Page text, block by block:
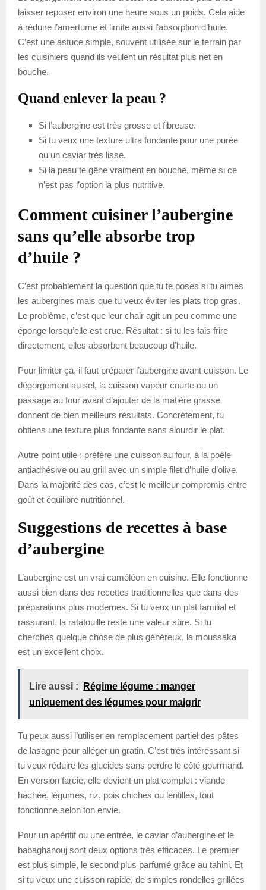
laisser reposer environ une heure sous un poids. Cela aide
à réduire l’amertume et limite aussi l’absorption d’huile.
C’est une astuce simple, souvent utilisée sur le terrain par
les cuisiniers quand ils veulent un résultat plus net en
bouche.
Quand enlever la peau ?
Si l’aubergine est très grosse et fibreuse.
Si tu veux une texture ultra fondante pour une purée
ou un caviar très lisse.
Si la peau te gêne vraiment en bouche, même si ce
n’est pas l’option la plus nutritive.
Comment cuisiner l’aubergine
sans qu’elle absorbe trop
d’huile ?
C’est probablement la question que tu te poses si tu aimes
les aubergines mais que tu veux éviter les plats trop gras.
Le problème, c’est que leur chair agit un peu comme une
éponge lorsqu’elle est crue. Résultat : si tu les fais frire
directement, elles absorbent beaucoup d’huile.
Pour limiter ça, il faut préparer l’aubergine avant cuisson. Le
dégorgement au sel, la cuisson vapeur courte ou un
passage au four avant d’ajouter de la matière grasse
donnent de bien meilleurs résultats. Concrètement, tu
obtiens une texture plus fondante sans alourdir le plat.
Autre point utile : préfère une cuisson au four, à la poêle
antiadhésive ou au grill avec un simple filet d’huile d’olive.
Dans la majorité des cas, c’est le meilleur compromis entre
goût et équilibre nutritionnel.
Suggestions de recettes à base
d’aubergine
L’aubergine est un vrai caméléon en cuisine. Elle fonctionne
aussi bien dans des recettes traditionnelles que dans des
préparations plus modernes. Si tu veux un plat familial et
rassurant, la ratatouille reste une valeur sûre. Si tu
cherches quelque chose de plus généreux, la moussaka
est un excellent choix.
Lire aussi :
Régime légume : manger
uniquement des légumes pour maigrir
Tu peux aussi l’utiliser en remplacement partiel des pâtes
de lasagne pour alléger un gratin. C’est très intéressant si
tu veux réduire les glucides sans perdre le côté gourmand.
En version farcie, elle devient un plat complet : viande
hachée, légumes, riz, pois chiches ou lentilles, tout
fonctionne selon ton envie.
Pour un apéritif ou une entrée, le caviar d’aubergine et le
babaghanouj sont deux options très efficaces. Le premier
est plus simple, le second plus parfumé grâce au tahini. Et
si tu veux une cuisson rapide, de simples rondelles grillées